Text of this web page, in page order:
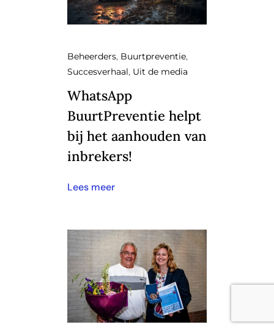
Beheerders, Buurtpreventie,
Succesverhaal, Uit de media
WhatsApp
BuurtPreventie helpt
bij het aanhouden van
inbrekers!
Lees meer